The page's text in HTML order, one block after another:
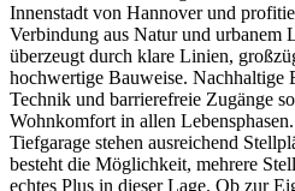
Innenstadt von Hannover und
Verbindung aus Natur und urbanem
überzeugt durch klare Linien,
hochwertige Bauweise. Nachhaltige
Technik und barrierefreie Zugänge
Wohnkomfort in allen
Tiefgarage stehen ausreichend
besteht die Möglichkeit, mehrere
echtes Plus in dieser Lage. Ob zur